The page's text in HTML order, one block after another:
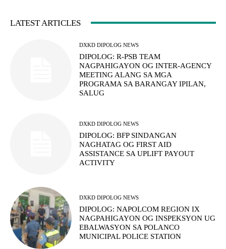
LATEST ARTICLES
DXKD DIPOLOG NEWS
DIPOLOG: R-PSB TEAM
NAGPAHIGAYON OG INTER-AGENCY
MEETING ALANG SA MGA
PROGRAMA SA BARANGAY IPILAN,
SALUG
DXKD DIPOLOG NEWS
DIPOLOG: BFP SINDANGAN
NAGHATAG OG FIRST AID
ASSISTANCE SA UPLIFT PAYOUT
ACTIVITY
DXKD DIPOLOG NEWS
DIPOLOG: NAPOLCOM REGION IX
NAGPAHIGAYON OG INSPEKSYON UG
EBALWASYON SA POLANCO
MUNICIPAL POLICE STATION